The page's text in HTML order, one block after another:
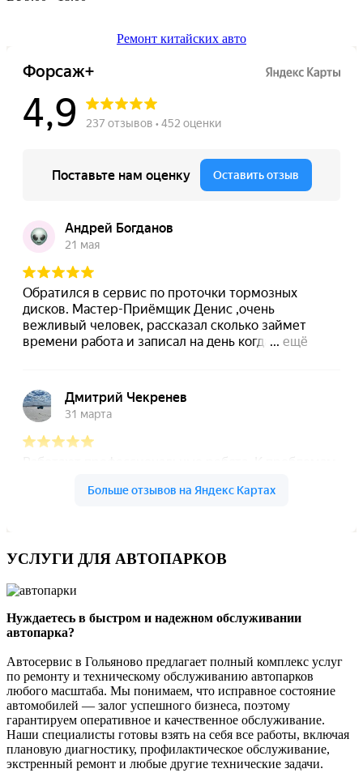
Ремонт китайских авто
УСЛУГИ ДЛЯ АВТОПАРКОВ
Нуждаетесь в быстром и надежном обслуживании
автопарка?
Автосервис в Гольяново предлагает полный комплекс услуг
по ремонту и техническому обслуживанию автопарков
любого масштаба. Мы понимаем, что исправное состояние
автомобилей — залог успешного бизнеса, поэтому
гарантируем оперативное и качественное обслуживание.
Наши специалисты готовы взять на себя все работы, включая
плановую диагностику, профилактическое обслуживание,
экстренный ремонт и любые другие технические задачи.